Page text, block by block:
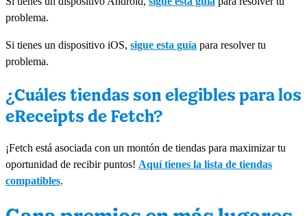
problema.
Si tienes un dispositivo iOS, sigue esta guía para resolver tu
problema.
¿Cuáles tiendas son elegibles para los
eReceipts de Fetch?
¡Fetch está asociada con un montón de tiendas para maximizar tu
oportunidad de recibir puntos! Aquí tienes la lista de tiendas
compatibles.